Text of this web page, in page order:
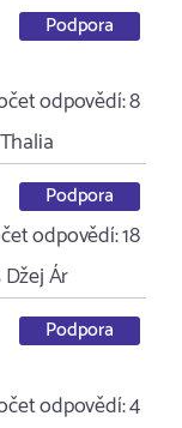
Podpora
odpovědí:8
Thalia
Podpora
odpovědí:18
Džej Ár
Podpora
odpovědí:4